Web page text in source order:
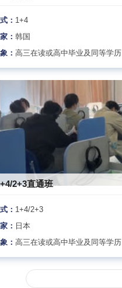
： 1+4
：韩国
： 高三在读或高中毕业及同等学历
2+3直通班
： 1+4/2+3
： 日本
：高三在读或高中毕业及同等学历